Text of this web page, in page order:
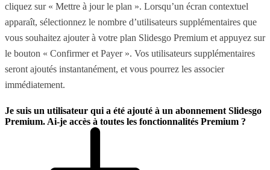
cliquez sur « Mettre à jour le plan ». Lorsqu’un écran contextuel
apparaît, sélectionnez le nombre d’utilisateurs supplémentaires que
vous souhaitez ajouter à votre plan Slidesgo Premium et appuyez sur
le bouton « Confirmer et Payer ». Vos utilisateurs supplémentaires
seront ajoutés instantanément, et vous pourrez les associer
immédiatement.
Je suis un utilisateur qui a été ajouté à un abonnement Slidesgo
Premium. Ai-je accès à toutes les fonctionnalités Premium ?